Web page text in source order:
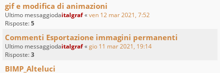
gif e modifica di animazioni
Ultimo messaggiodaitalgraf«ven 12 mar 2021, 7:52
Risposte:5
Commenti Esportazione immagini permanenti
Ultimo messaggiodaitalgraf«gio 11 mar 2021, 19:14
Risposte:3
BIMP_Alteluci